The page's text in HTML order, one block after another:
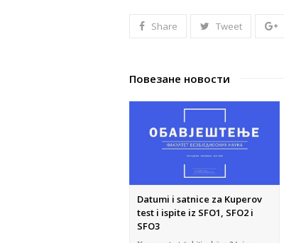
Share Tweet
Повезане новости
Datumi i satnice za Kuperov
test i ispite iz SFO1, SFO2 i
SFO3